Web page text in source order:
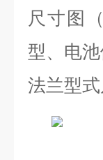
尺寸图
型、电池
法兰型